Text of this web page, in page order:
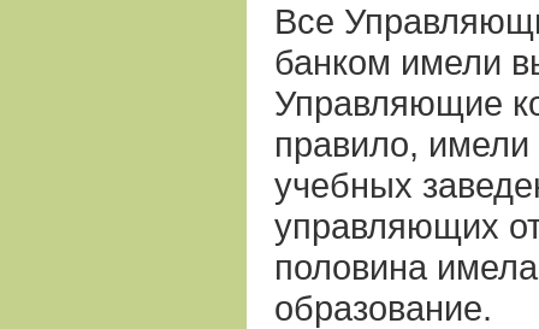
Все
банком имели
Управляющие
правило,
учебных
управляющих
половина
образование.